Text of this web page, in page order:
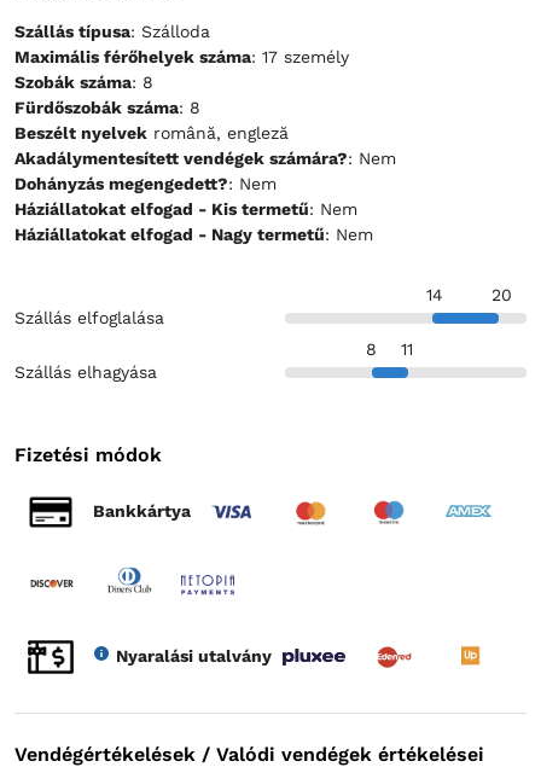
Szállás típusa: Szálloda
Maximális férőhelyek száma: 17 személy
Szobák száma: 8
Fürdőszobák száma: 8
Beszélt nyelvek română, engleză
Akadálymentesített vendégek számára?
: Nem
Dohányzás megengedett?
: Nem
Háziállatokat elfogad - Kis termetű
: Nem
Háziállatokat elfogad - Nagy termetű
: Nem
Szállás elfoglalása
14 20
Szállás elhagyása
8 11
Fizetési módok
Bankkártya
Nyaralási utalvány
Vendégértékelések / Valódi vendégek értékelései